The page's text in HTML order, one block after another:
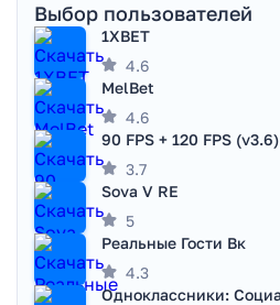
Выбор пользователей
1XBET
4.6
MelBet
4.6
90 FPS + 120 FPS (v3.6)
3.7
Sova V RE
5
Реальные Гости Вк
4.3